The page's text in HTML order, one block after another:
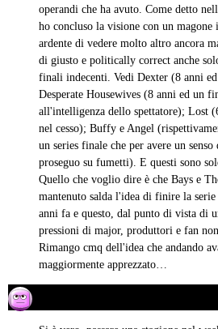
operandi che ha avuto. Come detto
ho concluso la visione con un magone
ardente di vedere molto altro ancora
di giusto e politically correct anche
finali indecenti. Vedi Dexter (8 anni
Desperate Housewives (8 anni ed un
all'intelligenza dello spettatore); Lost
nel cesso); Buffy e Angel
un series finale che per avere un senso
proseguo su fumetti). E questi sono
Quello che voglio dire è che Bays e
mantenuto salda l'idea di finire la
anni fa e questo, dal punto di vista di
pressioni di major, produttori e fan
Rimango cmq dell'idea che andando
maggiormente apprezzato…
detto: